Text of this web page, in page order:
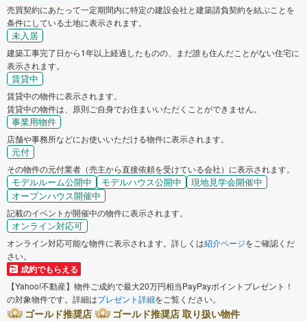
売買契約にあたって一定期間内に特定の建設会社と建築請負契約を結ぶことを
条件にしている土地に表示されます。
未入居
建築工事完了日から1年以上経過したものの、まだ誰も住んだことがない住宅に
表示されます。
賃貸中
賃貸中の物件に表示されます。
賃貸中の物件は、原則ご自身でお住まいいただくことができません。
事業用物件
店舗や事務所などにお使いいただける物件に表示されます。
元付
その物件の元付業者（売主から直接依頼を受けている会社）に表示されます。
モデルルーム公開中 モデルハウス公開中
現地見学会開催中
オープンハウス開催中
記載のイベントが開催中の物件に表示されます。
オンライン対応可
オンライン対応可能な物件に表示されます。詳しくは紹介ページをご確認くだ
さい。
成約でもらえる
【Yahoo!不動産】物件ご成約で最大20万円相当PayPayポイントプレゼント！
の対象物件です。詳細はプレゼント詳細をご覧ください。
ゴールド推奨店
ゴールド推奨店 取り扱い物件